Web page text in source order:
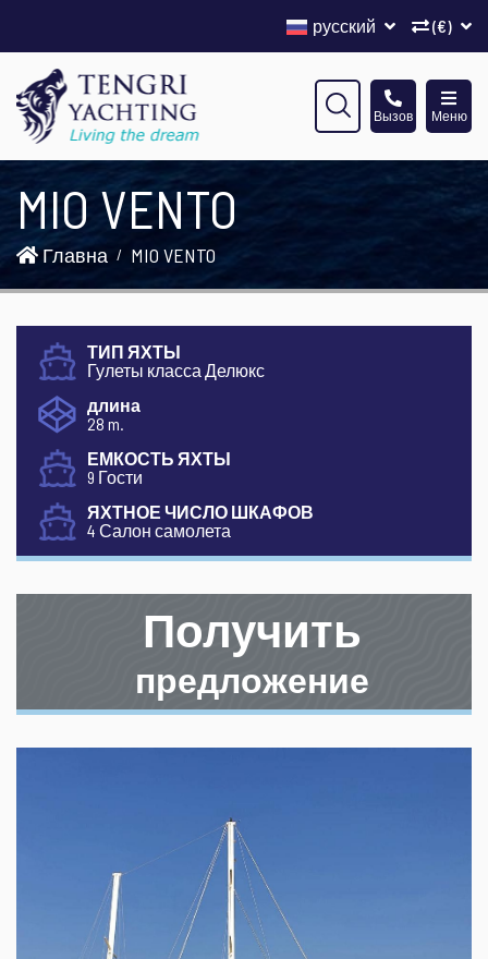
(€)
русский
Меню
Вызов
MIO VENTO
Главна MIO VENTO
ТИП ЯХТЫ
Гулеты класса Делюкс
длина
28 m.
ЕМКОСТЬ ЯХТЫ
9 Гости
ЯХТНОЕ ЧИСЛО ШКАФОВ
4 Салон самолета
Получить
предложение